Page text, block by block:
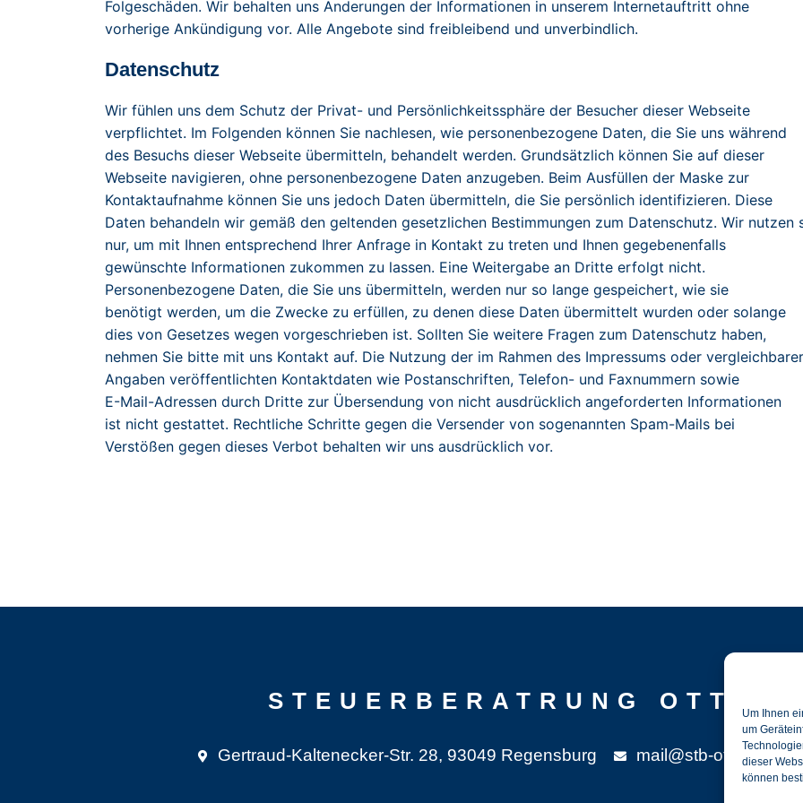
Um Ihnen
um
dieser
können
Folgeschäden. Wir behalten uns Änderungen der Informationen in unserem Internetauftritt ohne
vorherige Ankündigung vor. Alle Angebote sind freibleibend und unverbindlich.
Datenschutz
Wir fühlen uns dem Schutz der Privat- und Persönlichkeitssphäre der Besucher dieser Webseite
verpflichtet. Im Folgenden können Sie nachlesen, wie personenbezogene Daten, die Sie uns während
des Besuchs dieser Webseite übermitteln, behandelt werden. Grundsätzlich können Sie auf dieser
Webseite navigieren, ohne personenbezogene Daten anzugeben. Beim Ausfüllen der Maske zur
Kontaktaufnahme können Sie uns jedoch Daten übermitteln, die Sie persönlich identifizieren. Diese
Daten behandeln wir gemäß den geltenden gesetzlichen Bestimmungen zum Datenschutz. Wir nutzen
nur, um mit Ihnen entsprechend Ihrer Anfrage in Kontakt zu treten und Ihnen gegebenenfalls
gewünschte Informationen zukommen zu lassen. Eine Weitergabe an Dritte erfolgt nicht.
Personenbezogene Daten, die Sie uns übermitteln, werden nur so lange gespeichert, wie sie
benötigt werden, um die Zwecke zu erfüllen, zu denen diese Daten übermittelt wurden oder solange
dies von Gesetzes wegen vorgeschrieben ist. Sollten Sie weitere Fragen zum Datenschutz haben,
nehmen Sie bitte mit uns Kontakt auf. Die Nutzung der im Rahmen des Impressums oder vergleichbarer
Angaben veröffentlichten Kontaktdaten wie Postanschriften, Telefon- und Faxnummern sowie
E-Mail-Adressen durch Dritte zur Übersendung von nicht ausdrücklich angeforderten Informationen
ist nicht gestattet. Rechtliche Schritte gegen die Versender von sogenannten Spam-Mails bei
Verstößen gegen dieses Verbot behalten wir uns ausdrücklich vor.
STEUERBERATRUNG
Gertraud-Kaltenecker-Str. 28, 93049 Regensburg mail@stb-